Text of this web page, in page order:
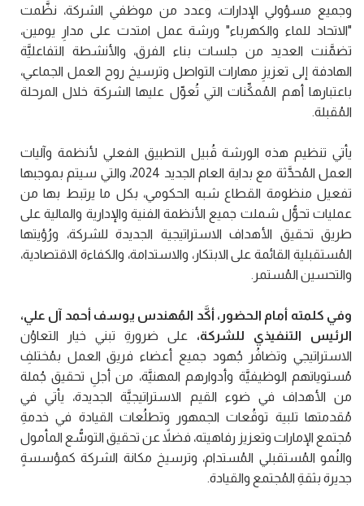
وجميع مسؤولي الإدارات، وعدد من موظفي الشركة، نظَّمت
"الاتحاد للماء والكهرباء" ورشة عمل امتدت على مدارِ يومين،
تضمَّنت العديد من جلسات بناء الفرق، والأنشطة التفاعليَّة
الهادفة إلى تعزيزِ مهارات التواصل وترسيخ روح العمل الجماعي،
باعتبارها أهم المُمكِّنات التي تُعوِّل عليها الشركة خلال المرحلة
المُقبلة.
يأتي تنظيم هذه الورشة قُبيل التطبيق الفعلي لأنظمة وآليات
العمل المُحدَّثة مع بداية العام الجديد 2024، والتي سيتم بموجبها
تفعيل منظومة القطاع شبه الحكومي، بكل ما يرتبط بها من
عمليات تحوُّل شملت جميع الأنظمة الفنية والإدارية والمالية على
طريق تحقيق الأهداف الاستراتيجية الجديدة للشركة، ورُؤيتها
المُستقبلية القائمة على الابتكار، والاستدامة، والكفاءة الاقتصادية،
والتحسين المُستمر.
وفي كلمته أمام الحضور، أكَّد المُهندس يوسف أحمد آل علي،
الرئيس التنفيذي للشركة، على ضرورةِ تبني خيار التعاوُن
الاستراتيجي وتضافُر جُهود جميع أعضاء فريق العمل بمُختلفِ
مُستوياتهم الوظيفيَّة وأدوارهم المهنيَّة، من أجلِ تحقيق جُملة
من الأهداف في ضوء القيم الاستراتيجيَّة الجديدة، يأتي في
مُقدمتها تلبية توقُعات الجمهور وتطلُعات القيادة في خدمةِ
مُجتمع الإمارات وتعزيز رفاهيته، فضلاً عن تحقيق التوسُّع المأمول
والنُمو المُستقبلي المُستدام، وترسيخ مكانة الشركة كمؤسسةٍ
جديرة بثقةِ المُجتمع والقيادة.